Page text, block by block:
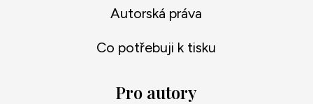
Autorská práva
Co potřebuji k tisku
Pro autory